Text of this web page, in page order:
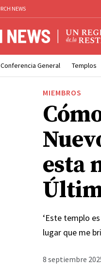
NEWS
Conferencia General Templos
MIEMBROS
esta
‘Este templo
lugar que me
8 septiembre